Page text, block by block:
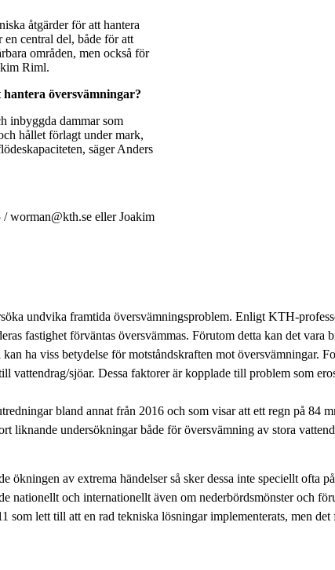
åtgärder för att hantera
central del, både för att
områden, men också för
Riml.
översvämningar?
inbyggda dammar som
hållet förlagt under mark,
säger Anders
worman@kth.se eller Joakim
undvika framtida översvämningsproblem. Enligt KTH-
fastighet förväntas översvämmas. Förutom detta kan det
ha viss betydelse för motståndskraften mot översvämningar.
vattendrag/sjöar. Dessa faktorer är kopplade till problem som
bland annat från 2016 och som visar att ett regn på 84
liknande undersökningar både för översvämning av stora
ökningen av extrema händelser så sker dessa inte speciellt
nationellt och internationellt även om nederbördsmönster och
lett till att en rad tekniska lösningar implementerats, men det